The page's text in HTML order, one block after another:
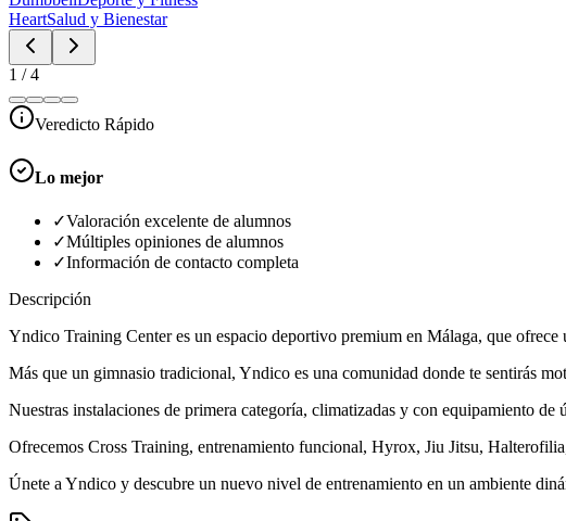
HeartSalud y Bienestar
1 /4
Veredicto Rápido
Lo mejor
✓Valoración excelente de alumnos
✓Múltiples opiniones de alumnos
✓Información de contacto completa
Descripción
Yndico Training Center es un espacio deportivo premium en Málaga, que
Más que un gimnasio tradicional, Yndico es una comunidad donde te sentirás
Nuestras instalaciones de primera categoría, climatizadas y con equipamiento
Ofrecemos Cross Training, entrenamiento funcional, Hyrox, Jiu Jitsu,
Únete a Yndico y descubre un nuevo nivel de entrenamiento en un ambiente